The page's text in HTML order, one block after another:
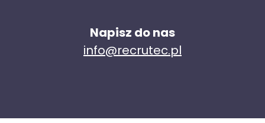
Napisz do nas
info@recrutec.pl